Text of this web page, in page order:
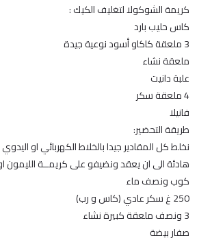
كريمة الشوكولا لتغليف الكيك :
كاس حليب بارد
3 ملعقة كاكاو أسود نوعية جيدة
ملعقة نشاء
علبة دانيت
4 ملعقة سكر
فانيلا
طريقة التحضير:
نخلط كل المقادير جيدا بالخلاط الكهربائي او
هادئة الى ان يعقد ونضيفو على كريمــة الليمون
كوب ونصف ماء
250 غ سكر عادي (كاس و رب)
3 ونصف ملعقة كبيرة نشاء
صفار بيضة